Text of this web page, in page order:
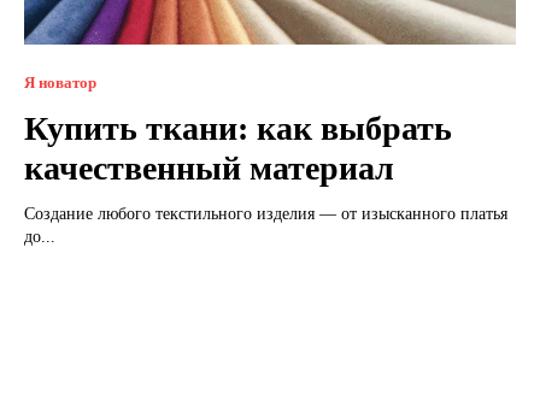
Я новатор
Купить ткани: как выбрать
качественный материал
Создание любого текстильного изделия — от изысканного платья
до...